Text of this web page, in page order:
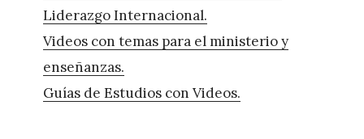
Liderazgo Internacional.
Videos con temas para el ministerio y
enseñanzas.
Guías de Estudios con Videos.